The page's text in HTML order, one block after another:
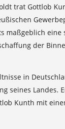
trat Gottlob
der
in
Landes.
Kunth mit